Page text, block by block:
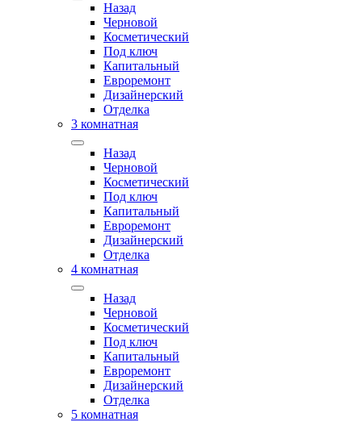
Назад
Черновой
Косметический
Под ключ
Капитальный
Евроремонт
Дизайнерский
Отделка
3 комнатная
Назад
Черновой
Косметический
Под ключ
Капитальный
Евроремонт
Дизайнерский
Отделка
4 комнатная
Назад
Черновой
Косметический
Под ключ
Капитальный
Евроремонт
Дизайнерский
Отделка
5 комнатная